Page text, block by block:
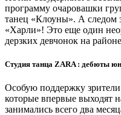
программу очаровашки
танец «Клоуны». А следом
«Харли»! Это еще один
дерзких девчонок на
Студия танца ZARA : дебюты
Особую поддержку
которые впервые выходят
занимались всего два